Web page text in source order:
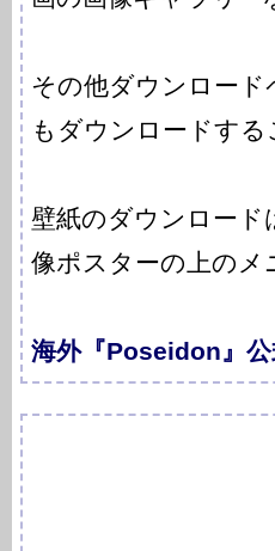
その他ダウンロー
もダウンロードする
壁紙のダウンロード
像ポスターの上のメ
海外『Poseidon』